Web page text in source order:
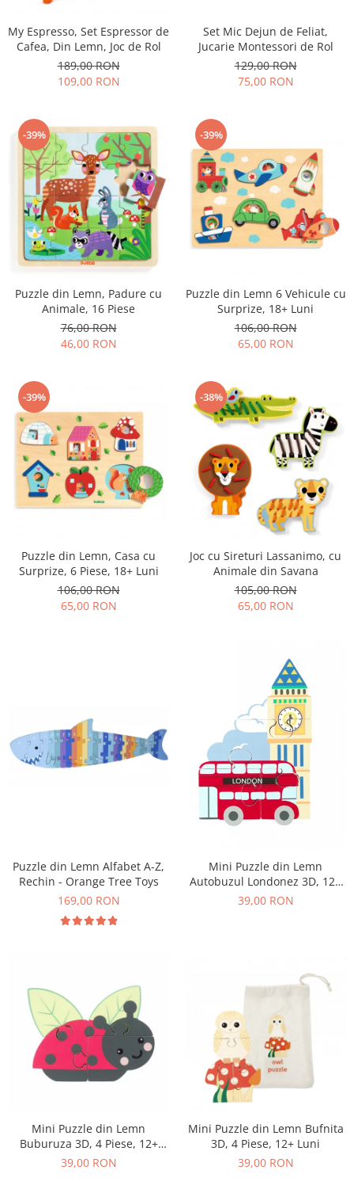
My Espresso, Set Espressor de
Cafea, Din Lemn, Joc de Rol
189,00 RON
109,00 RON
Set Mic Dejun de Feliat,
Jucarie Montessori de Rol
129,00 RON
75,00 RON
-39%
Puzzle din Lemn, Padure cu
Animale, 16 Piese
76,00 RON
46,00 RON
-39%
Puzzle din Lemn 6 Vehicule cu
Surprize, 18+ Luni
106,00 RON
65,00 RON
-39%
Puzzle din Lemn, Casa cu
Surprize, 6 Piese, 18+ Luni
106,00 RON
65,00 RON
-38%
Joc cu Sireturi Lassanimo, cu
Animale din Savana
105,00 RON
65,00 RON
Puzzle din Lemn Alfabet A-Z,
Rechin - Orange Tree Toys
169,00 RON
Mini Puzzle din Lemn
Autobuzul Londonez 3D, 12+
Luni, 4 Piese
39,00 RON
Mini Puzzle din Lemn
Buburuza 3D, 4 Piese, 12+
Luni
39,00 RON
Mini Puzzle din Lemn Bufnita
3D, 4 Piese, 12+ Luni
39,00 RON